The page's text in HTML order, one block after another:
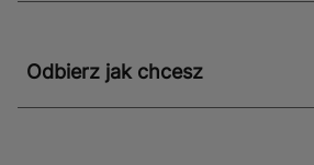
Odbierz jak chcesz